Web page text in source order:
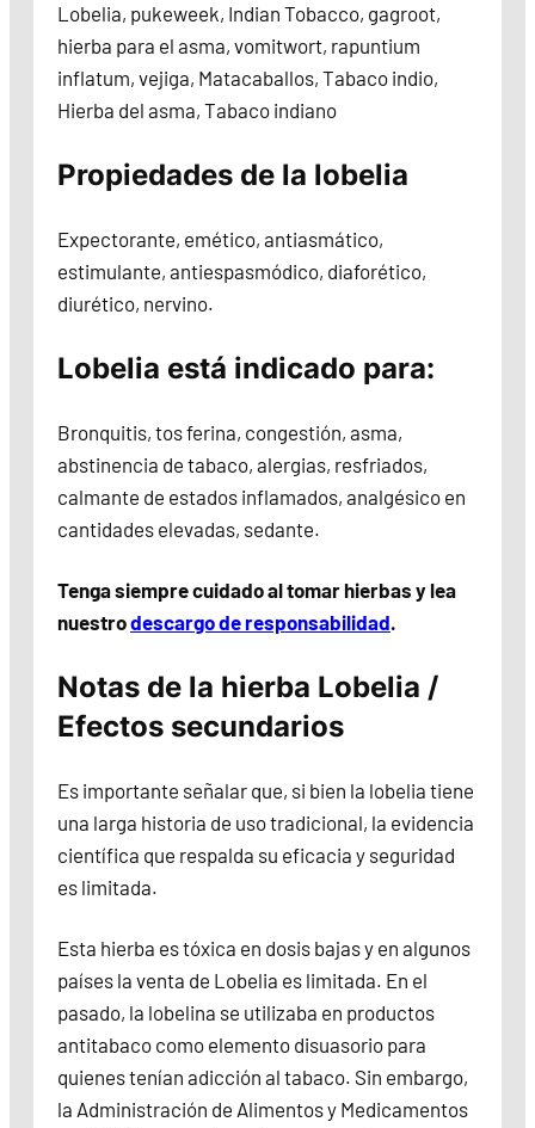
Lobelia, pukeweek, Indian Tobacco, gagroot,
hierba para el asma, vomitwort, rapuntium
inflatum, vejiga, Matacaballos, Tabaco indio,
Hierba del asma, Tabaco indiano
Propiedades de la lobelia
Expectorante, emético, antiasmático,
estimulante, antiespasmódico, diaforético,
diurético, nervino.
Lobelia está indicado para:
Bronquitis, tos ferina, congestión, asma,
abstinencia de tabaco, alergias, resfriados,
calmante de estados inflamados, analgésico en
cantidades elevadas, sedante.
Tenga siempre cuidado al tomar hierbas y lea
nuestrodescargo de responsabilidad.
Notas de la hierba Lobelia /
Efectos secundarios
Es importante señalar que, si bien la lobelia tiene
una larga historia de uso tradicional, la evidencia
científica que respalda su eficacia y seguridad
es limitada.
Esta hierba es tóxica en dosis bajas y en algunos
países la venta de Lobelia es limitada. En el
pasado, la lobelina se utilizaba en productos
antitabaco como elemento disuasorio para
quienes tenían adicción al tabaco. Sin embargo,
la Administración de Alimentos y Medicamentos